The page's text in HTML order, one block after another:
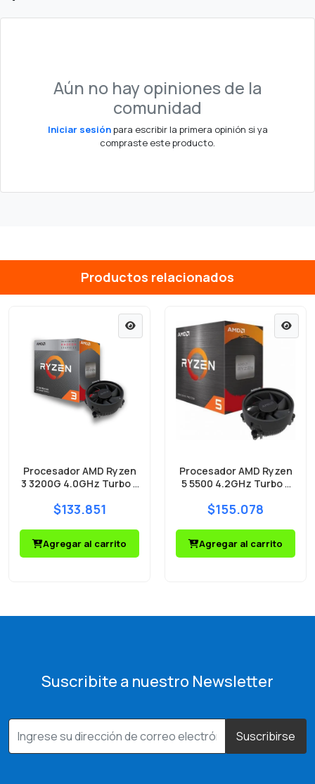
Aún no hay opiniones de la
comunidad
Iniciar sesiónpara escribir la primera opinión si ya
compraste este producto.
Productos relacionados
Procesador AMD Ryzen
3 3200G 4.0GHz Turbo +
Wraith Stealth Cooler
$133.851
Agregar al carrito
Procesador AMD Ryzen
5 5500 4.2GHz Turbo +
$155.078
Agregar al carrito
Suscribite a nuestro Newsletter
Suscribirse